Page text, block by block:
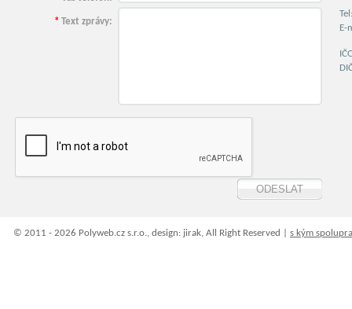
* Text zprávy:
E-
© 2011 - 2026 Polyweb.cz s.r.o., design: jirak, All Right Reserved | s kým